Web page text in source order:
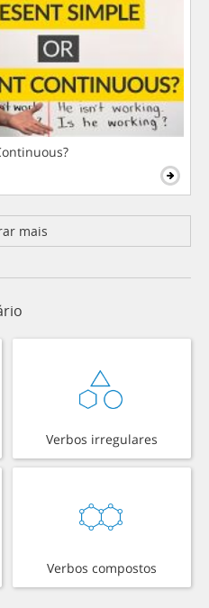
mais
Verbos irregulares
Verbos compostos